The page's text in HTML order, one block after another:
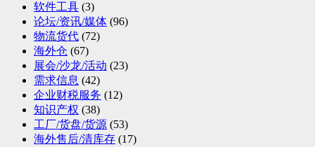
软件工具 (3)
论坛/资讯/媒体 (96)
物流货代 (72)
海外仓 (67)
展会/沙龙/活动 (23)
需求信息 (42)
企业财税服务 (12)
知识产权 (38)
工厂/货盘/货源 (53)
海外售后/清库存 (17)